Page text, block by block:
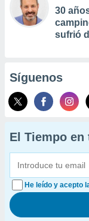
30
sufrió
Síguenos
El Tiempo en
He leído y acepto